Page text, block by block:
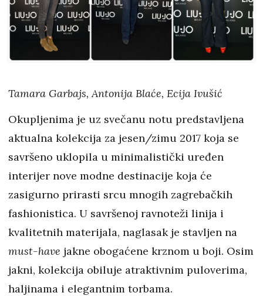
Tamara Garbajs, Antonija Blaće, Ecija Ivušić
Okupljenima je uz svečanu notu predstavljena
aktualna kolekcija za jesen/zimu 2017 koja se
savršeno uklopila u minimalistički uređen
interijer nove modne destinacije koja će
zasigurno prirasti srcu mnogih zagrebačkih
fashionistica. U savršenoj ravnoteži linija i
kvalitetnih materijala, naglasak je stavljen na
must-have jakne obogaćene krznom u boji. Osim
jakni, kolekcija obiluje atraktivnim puloverima,
haljinama i elegantnim torbama.